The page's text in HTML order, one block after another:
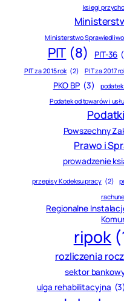
księgi
Ministerstwo
PIT (8) PIT-36
PIT za 2015 rok (2) PIT za 2017
PKO BP (3)
Podatek od towarów i
Podatki
Powszechny
Prawo i
prowadzenie
przepisy Kodeksu pracy (2)
Regionalne
ripok
rozliczenia
sektor
ulga rehabilitacyjna (3)